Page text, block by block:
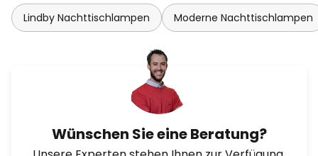
Lindby Nachttischlampen Moderne Nachttischlampen
Wünschen Sie eine Beratung?